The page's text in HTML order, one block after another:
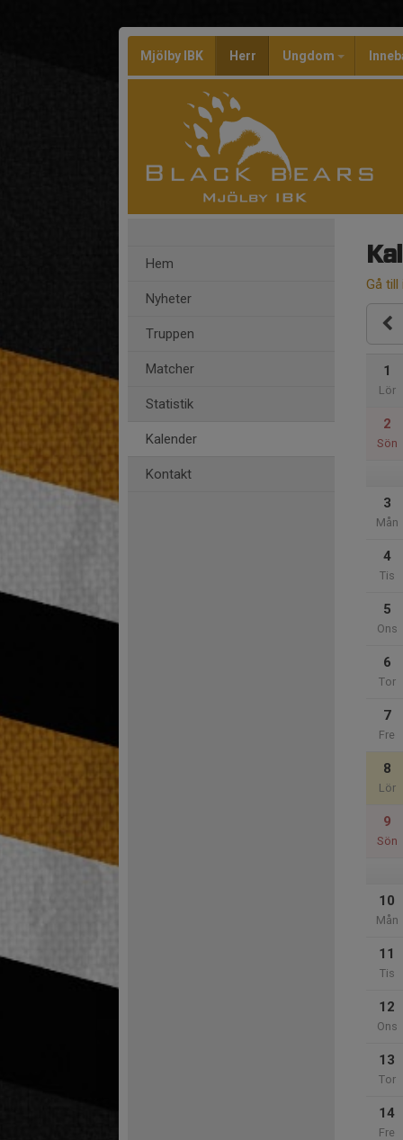
Mjölby IBK Herr Ungdom
Hem
Nyheter
Truppen
Matcher
Statistik
Kalender
Kontakt
Gå till
1
Lör
2
Sön
3
Mån
4
Tis
5
Ons
6
Tor
7
Fre
8
Lör
9
Sön
10
Mån
11
Tis
12
Ons
13
Tor
14
Fre